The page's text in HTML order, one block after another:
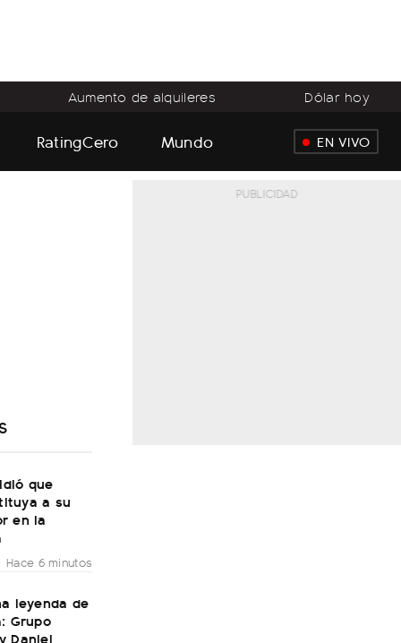
Aumento de alquileres Dólar hoy
RatingCero Mundo EN VIVO
que
a su
en la
Hace 6 minutos
leyenda de
Grupo
Daniel